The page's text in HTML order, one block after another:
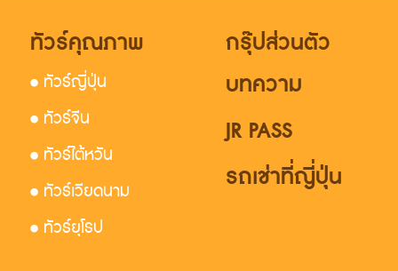
ทัวร์คุณภาพ
• ทัวร์ญี่ปุ่น
• ทัวร์จีน
• ทัวร์ไต้หวัน
• ทัวร์เวียดนาม
• ทัวร์ยุโรป
กรุ๊ปส่วนตัว
บทความ
JR PASS
รถเช่าที่ญี่ปุ่น